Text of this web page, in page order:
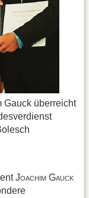
Gauck überreicht
JOACHIM GAUCK